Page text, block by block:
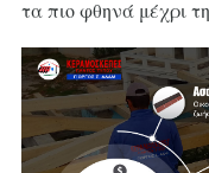
τα πιο φθηνά μέχρι